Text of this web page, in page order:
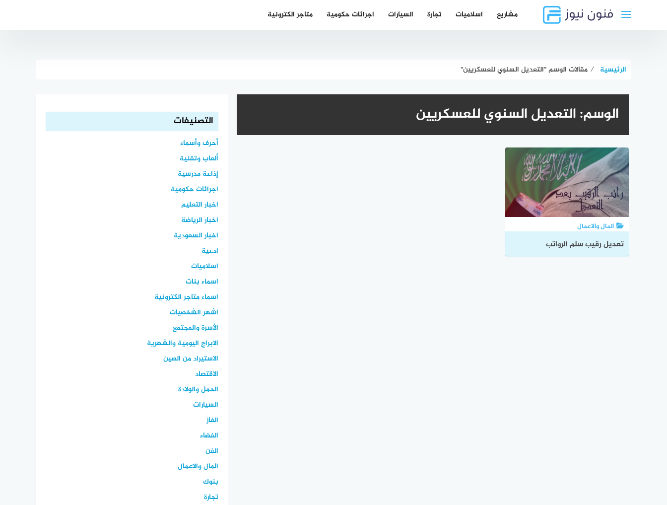
مشاريع اسلاميات تجارة السيارات اجرائات حكومية متاجر الكترونية
الرئيسية ⁄ مقالات الوسم "التعديل السنوي للعسكريين"
الوسم:التعديل السنوي للعسكريين
المال والاعمال
تعديل رقيب سلم الرواتب
التصنيفات
أحرف وأسماء
ألعاب وتقنية
إذاعة مدرسية
اجرائات حكومية
اخبار التعليم
اخبار الرياضة
اخبار السعودية
ادعية
اسلاميات
اسماء بنات
اسماء متاجر الكترونية
اشهر الشخصيات
الأسرة والمجتمع
الابراج اليومية والشهرية
الاستيراد من الصين
الاقتصاد
الحمل والولادة
السيارات
الغاز
الفضاء
الفن
المال والاعمال
بنوك
تجارة